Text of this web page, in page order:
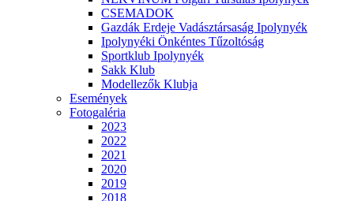
CSEMADOK
Gazdák Erdeje Vadásztársaság Ipolynyék
Ipolynyéki Önkéntes Tűzoltóság
Sportklub Ipolynyék
Sakk Klub
Modellezők Klubja
Események
Fotogaléria
2023
2022
2021
2020
2019
2018